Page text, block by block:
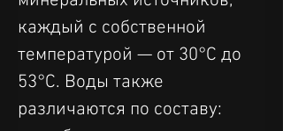
каждый с собственной
температурой — от 30°C до
53°C. Воды также
различаются по составу: